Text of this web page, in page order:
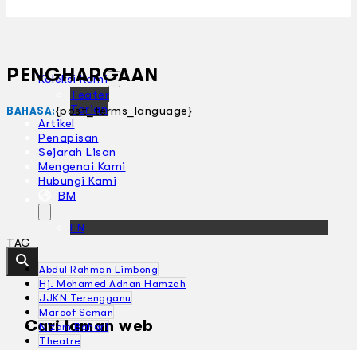
Koleksi Kami
Teater
Tarian
Artikel
Penapisan
Sejarah Lisan
Mengenai Kami
Hubungi Kami
BM
EN
Cari laman web
PENGHARGAAN
BAHASA:{post_terms_language}
TAG
Abdul Rahman Limbong
Hj. Mohamed Adnan Hamzah
JJKN Terengganu
Maroof Seman
Nizam Bahari
Theatre